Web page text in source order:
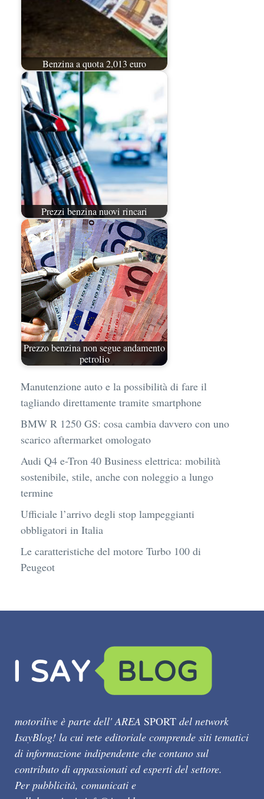
Benzina a quota 2,013 euro
Prezzi benzina nuovi rincari
Prezzo benzina non segue andamento
petrolio
Manutenzione auto e la possibilità di fare il
tagliando direttamente tramite smartphone
BMW R 1250 GS: cosa cambia davvero con uno
scarico aftermarket omologato
Audi Q4 e-Tron 40 Business elettrica: mobilità
sostenibile, stile, anche con noleggio a lungo
termine
Ufficiale l’arrivo degli stop lampeggianti
obbligatori in Italia
Le caratteristiche del motore Turbo 100 di
Peugeot
motorilive è parte dell' AREA SPORT del network
IsayBlog! la cui rete editoriale comprende siti tematici
di informazione indipendente che contano sul
contributo di appassionati ed esperti del settore.
Per pubblicità, comunicati e